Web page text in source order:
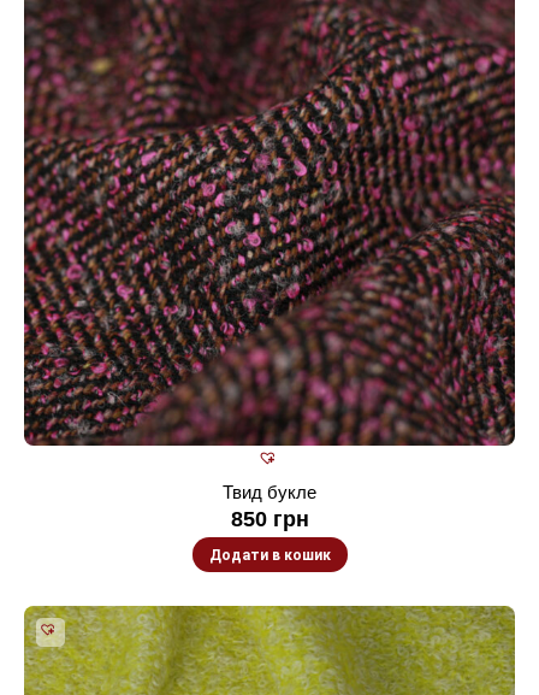
Твид букле
850 грн
Додати в кошик